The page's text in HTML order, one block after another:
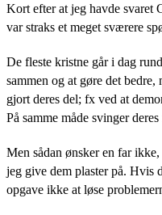
Kort efter at jeg havde svaret
var straks et meget sværere
De fleste kristne går i dag
sammen og at gøre det
gjort deres del; fx ved at
På samme måde svinger
Men sådan ønsker en far
jeg give dem plaster på. Hvis
opgave ikke at løse